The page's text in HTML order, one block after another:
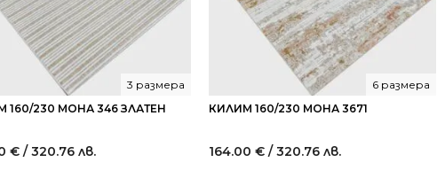
160/230 МОНА 346 ЗЛАТЕН
3 размера
€ / 320.76 лв.
КИЛИМ 160/230 МОНА 3671
6 размера
164.00 € / 320.76 лв.